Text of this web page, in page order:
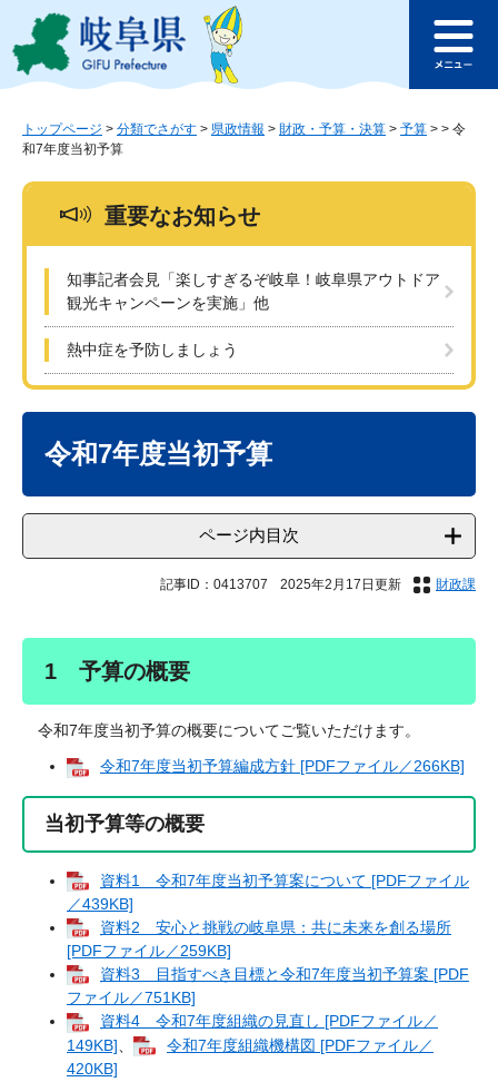
ジ
ュ
このページの本文へ
ュ
トップページ > 分類でさがす > 県政情報 > 財政・予算・決算 > 予算 > > 令
和7年度当初予算
重要なお知らせ
知事記者会見「楽しすぎるぞ岐阜！岐阜県アウトドア
観光キャンペーンを実施」他
熱中症を予防しましょう
令和7年度当初予算
ページ内目次
記事ID：0413707 2025年2月17日更新 財政課
1 予算の概要
令和7年度当初予算の概要についてご覧いただけます。
令和7年度当初予算編成方針 [PDFファイル／266KB]
当初予算等の概要
資料1 令和7年度当初予算案について [PDFファイル
／439KB]
資料2 安心と挑戦の岐阜県：共に未来を創る場所
[PDFファイル／259KB]
資料3 目指すべき目標と令和7年度当初予算案 [PDF
ファイル／751KB]
資料4 令和7年度組織の見直し [PDFファイル／
149KB]
令和7年度組織機構図 [PDFファイル／
420KB]